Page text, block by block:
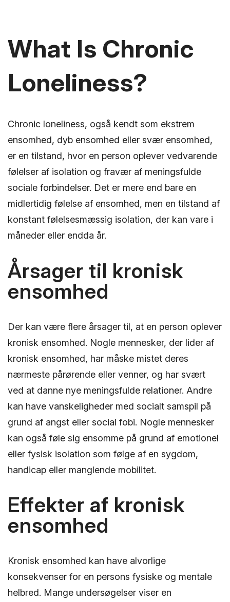
What Is Chronic
Loneliness?
Chronic loneliness, også kendt som ekstrem
ensomhed, dyb ensomhed eller svær ensomhed,
er en tilstand, hvor en person oplever vedvarende
følelser af isolation og fravær af meningsfulde
sociale forbindelser. Det er mere end bare en
midlertidig følelse af ensomhed, men en tilstand af
konstant følelsesmæssig isolation, der kan vare i
måneder eller endda år.
Årsager til kronisk
ensomhed
Der kan være flere årsager til, at en person oplever
kronisk ensomhed. Nogle mennesker, der lider af
kronisk ensomhed, har måske mistet deres
nærmeste pårørende eller venner, og har svært
ved at danne nye meningsfulde relationer. Andre
kan have vanskeligheder med socialt samspil på
grund af angst eller social fobi. Nogle mennesker
kan også føle sig ensomme på grund af emotionel
eller fysisk isolation som følge af en sygdom,
handicap eller manglende mobilitet.
Effekter af kronisk
ensomhed
Kronisk ensomhed kan have alvorlige
konsekvenser for en persons fysiske og mentale
helbred. Mange undersøgelser viser en